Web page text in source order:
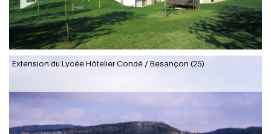
Extension du Lycée Hôtelier Condé / Besançon (25)